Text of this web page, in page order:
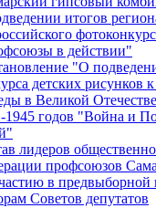
итогов
в действии"
"О
детских рисунков
в Великой
1945 годов "Война и
лидеров
профсоюзов
в предвыборной
Советов депутатов